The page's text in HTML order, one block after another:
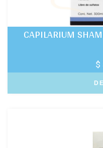
CAPILARIUM
$